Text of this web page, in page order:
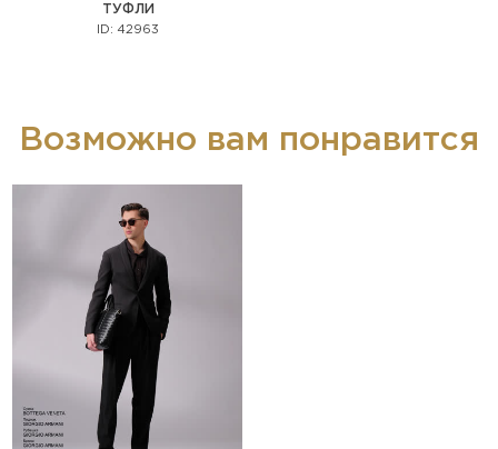
ТУФЛИ
ID: 42963
Возможно вам понравится